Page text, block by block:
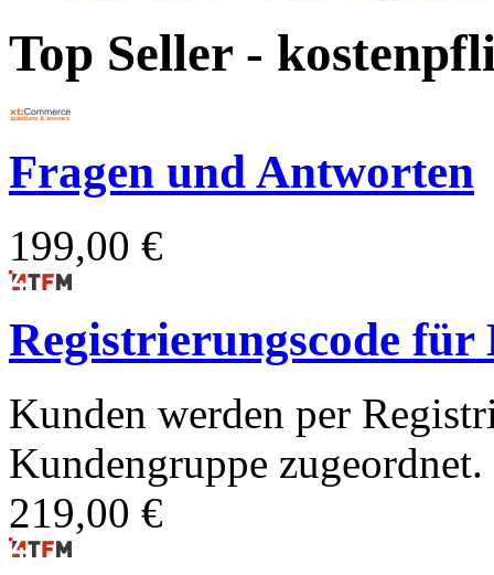
Top Seller -
Fragen und Antworten
199,00 €
Registrierungscode
Kunden werden per
Kundengruppe zugeordnet.
219,00 €